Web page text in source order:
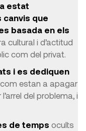
estat
que
basada en els
cultural i d’actitud
com del privat.
i es dediquen
estan a apagar
del problema, i
de temps ocults